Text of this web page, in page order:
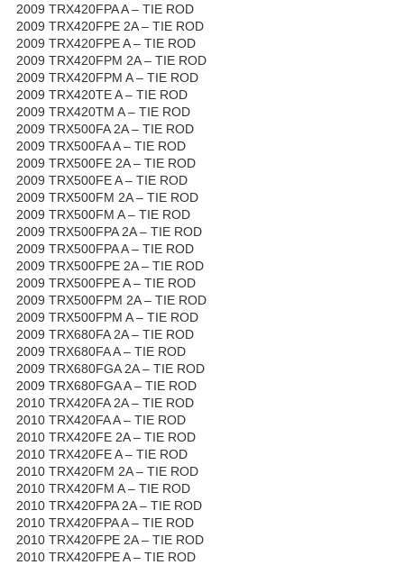
2009 TRX420FPA A – TIE ROD
2009 TRX420FPE 2A – TIE ROD
2009 TRX420FPE A – TIE ROD
2009 TRX420FPM 2A – TIE ROD
2009 TRX420FPM A – TIE ROD
2009 TRX420TE A – TIE ROD
2009 TRX420TM A – TIE ROD
2009 TRX500FA 2A – TIE ROD
2009 TRX500FA A – TIE ROD
2009 TRX500FE 2A – TIE ROD
2009 TRX500FE A – TIE ROD
2009 TRX500FM 2A – TIE ROD
2009 TRX500FM A – TIE ROD
2009 TRX500FPA 2A – TIE ROD
2009 TRX500FPA A – TIE ROD
2009 TRX500FPE 2A – TIE ROD
2009 TRX500FPE A – TIE ROD
2009 TRX500FPM 2A – TIE ROD
2009 TRX500FPM A – TIE ROD
2009 TRX680FA 2A – TIE ROD
2009 TRX680FA A – TIE ROD
2009 TRX680FGA 2A – TIE ROD
2009 TRX680FGA A – TIE ROD
2010 TRX420FA 2A – TIE ROD
2010 TRX420FA A – TIE ROD
2010 TRX420FE 2A – TIE ROD
2010 TRX420FE A – TIE ROD
2010 TRX420FM 2A – TIE ROD
2010 TRX420FM A – TIE ROD
2010 TRX420FPA 2A – TIE ROD
2010 TRX420FPA A – TIE ROD
2010 TRX420FPE 2A – TIE ROD
2010 TRX420FPE A – TIE ROD